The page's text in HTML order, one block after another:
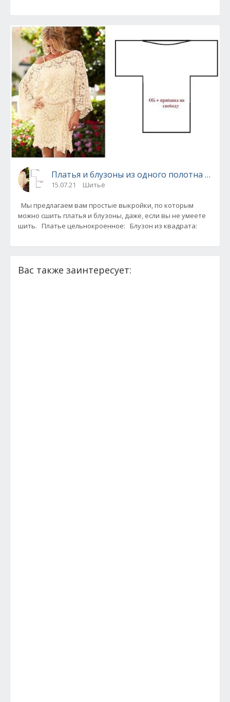
Платья и блузоны из одного полотна -
15.07.21 Шитьё
Мы предлагаем вам простые выкройки, по которым
можно сшить платья и блузоны, даже, если вы не умеете
Вас также заинтересует: